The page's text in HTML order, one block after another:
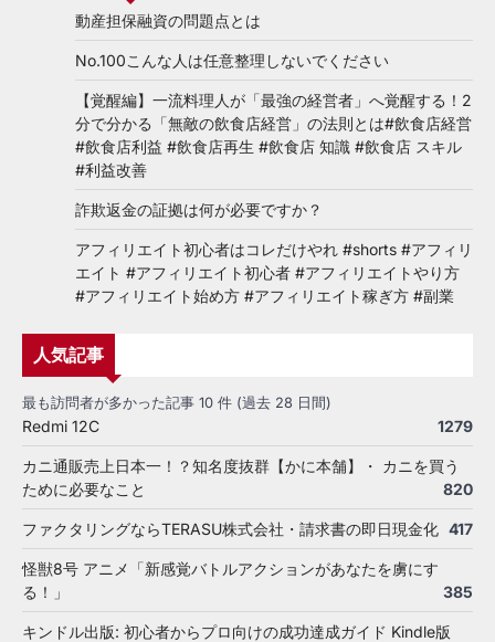
動産担保融資の問題点とは
No.100こんな人は任意整理しないでください
【覚醒編】一流料理人が「最強の経営者」へ覚醒する！2
分で分かる「無敵の飲食店経営」の法則とは#飲食店経営
#飲食店利益 #飲食店再生 #飲食店 知識 #飲食店 スキル
#利益改善
詐欺返金の証拠は何が必要ですか？
アフィリエイト初心者はコレだけやれ #shorts #アフィリ
エイト #アフィリエイト初心者 #アフィリエイトやり方
#アフィリエイト始め方 #アフィリエイト稼ぎ方 #副業
人気記事
最も訪問者が多かった記事 10 件 (過去 28 日間)
Redmi 12C 1279
カニ通販売上日本一！？知名度抜群【かに本舗】・ カニを買う
ために必要なこと
820
ファクタリングならTERASU株式会社・請求書の即日現金化 417
怪獣8号 アニメ「新感覚バトルアクションがあなたを虜にす
る！」
385
キンドル出版: 初心者からプロ向けの成功達成ガイド Kindle版